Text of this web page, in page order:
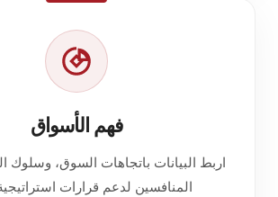
فهم الأسواق
اربط البيانات باتجاهات السوق، وسلوك
المنافسين لدعم قرارات